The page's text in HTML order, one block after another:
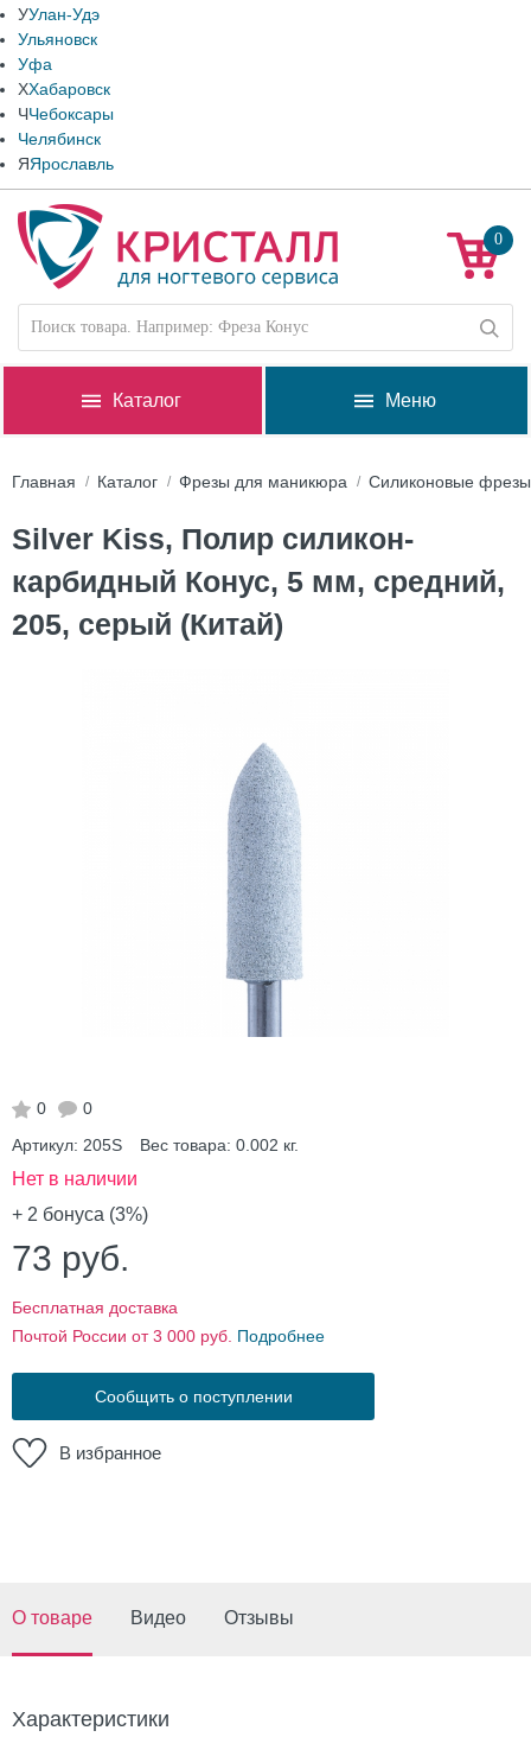
УУлан-Удэ
Ульяновск
Уфа
ХХабаровск
ЧЧебоксары
Челябинск
ЯЯрославль
0
Каталог Меню
Главная Каталог Фрезы для маникюра Силиконовые
Silver Kiss, Полир силикон-
карбидный Конус, 5 мм, средний,
205, серый (Китай)
0
0
Артикул: 205S Вес товара: 0.002 кг.
Нет в наличии
+ 2 бонуса (3%)
73 руб.
Бесплатная доставка
Почтой России от 3 000 руб. Подробнее
Сообщить о поступлении
В избранное
О товаре Видео Отзывы
Характеристики